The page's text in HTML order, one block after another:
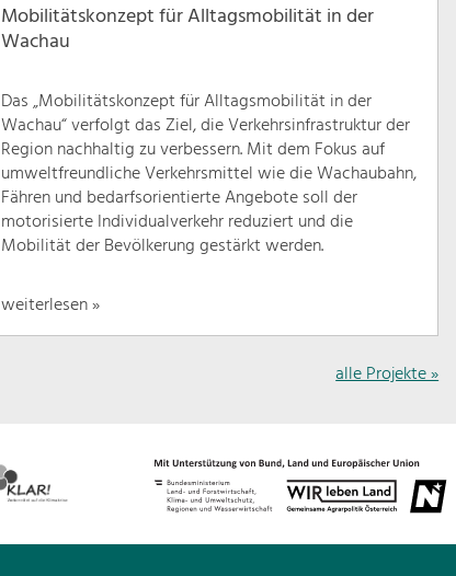
Mobilitätskonzept für Alltagsmobilität in der
Wachau
Das „Mobilitätskonzept für Alltagsmobilität in der
Wachau“ verfolgt das Ziel, die Verkehrsinfrastruktur der
Region nachhaltig zu verbessern. Mit dem Fokus auf
umweltfreundliche Verkehrsmittel wie die Wachaubahn,
Fähren und bedarfsorientierte Angebote soll der
motorisierte Individualverkehr reduziert und die
Mobilität der Bevölkerung gestärkt werden.
weiterlesen »
alle Projekte »